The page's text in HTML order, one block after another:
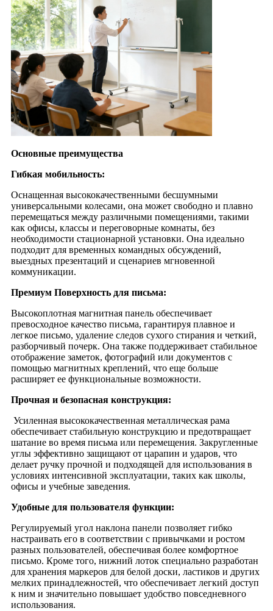
Основные преимущества
Гибкая мобильность:
Оснащенная высококачественными бесшумными
универсальными колесами, она может свободно и плавно
перемещаться между различными помещениями, такими
как офисы, классы и переговорные комнаты, без
необходимости стационарной установки. Она идеально
подходит для временных командных обсуждений,
выездных презентаций и сценариев мгновенной
коммуникации.
Премиум Поверхность для письма:
Высокоплотная магнитная панель обеспечивает
превосходное качество письма, гарантируя плавное и
легкое письмо, удаление следов сухого стирания и четкий,
разборчивый почерк. Она также поддерживает стабильное
отображение заметок, фотографий или документов с
помощью магнитных креплений, что еще больше
расширяет ее функциональные возможности.
Прочная и безопасная конструкция:
Усиленная высококачественная металлическая рама
обеспечивает стабильную конструкцию и предотвращает
шатание во время письма или перемещения. Закругленные
углы эффективно защищают от царапин и ударов, что
делает ручку прочной и подходящей для использования в
условиях интенсивной эксплуатации, таких как школы,
офисы и учебные заведения.
Удобные для пользователя функции:
Регулируемый угол наклона панели позволяет гибко
настраивать его в соответствии с привычками и ростом
разных пользователей, обеспечивая более комфортное
письмо. Кроме того, нижний лоток специально разработан
для хранения маркеров для белой доски, ластиков и других
мелких принадлежностей, что обеспечивает легкий доступ
к ним и значительно повышает удобство повседневного
использования.